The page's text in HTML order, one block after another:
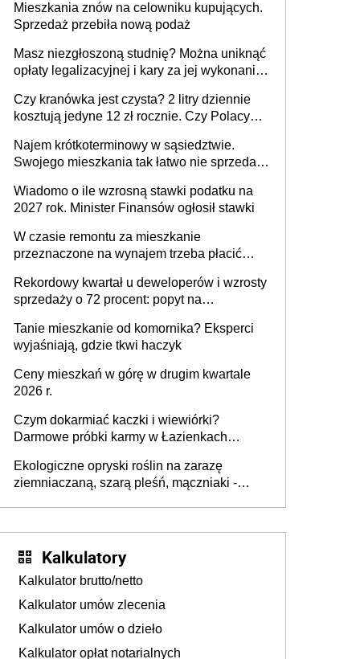
Mieszkania znów na celowniku kupujących.
Sprzedaż przebiła nową podaż
Masz niezgłoszoną studnię? Można uniknąć
opłaty legalizacyjnej i kary za jej wykonanie,
Czy kranówka jest czysta? 2 litry dziennie
kosztują jedyne 12 zł rocznie. Czy Polacy
Najem krótkoterminowy w sąsiedztwie.
Swojego mieszkania tak łatwo nie sprzedaż
Wiadomo o ile wzrosną stawki podatku na
2027 rok. Minister Finansów ogłosił stawki
W czasie remontu za mieszkanie
przeznaczone na wynajem trzeba płacić
realizuje w nim potrzeb mieszkaniowych
Rekordowy kwartał u deweloperów i wzrosty
sprzedaży o 72 procent: popyt na
Tanie mieszkanie od komornika? Eksperci
wyjaśniają, gdzie tkwi haczyk
Ceny mieszkań w górę w drugim kwartale
2026 r.
Czym dokarmiać kaczki i wiewiórki?
Darmowe próbki karmy w Łazienkach
edukacyjna]
Ekologiczne opryski roślin na zarazę
ziemniaczaną, szarą pleśń, mączniaki -
Kalkulatory
Kalkulator brutto/netto
Kalkulator umów zlecenia
Kalkulator umów o dzieło
Kalkulator opłat notarialnych